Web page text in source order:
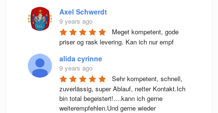
Axel Schwerdt
9 years ago
Meget kompetent, gode
priser og rask levering. Kan ich nur empf
alida cyrinne
9 years ago
Sehr kompetent, schnell,
zuverlässig, super Ablauf, netter Kontakt.Ich
bin total begeistert!....kann ich gerne
weiterempfehlen.Und gerne wieder